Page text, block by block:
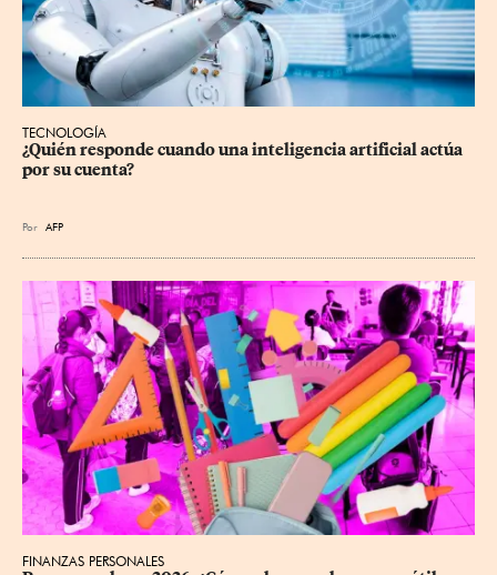
TECNOLOGÍA
¿Quién responde cuando una inteligencia artificial actúa
por su cuenta?
Por AFP
FINANZAS PERSONALES